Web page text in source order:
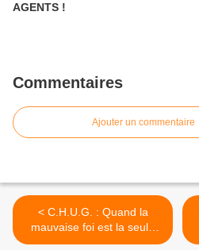
AGENTS !
Commentaires
Ajouter un commentaire
< C.H.U.G. : Quand la
mauvaise foi est la seule
réponse de la Direction !